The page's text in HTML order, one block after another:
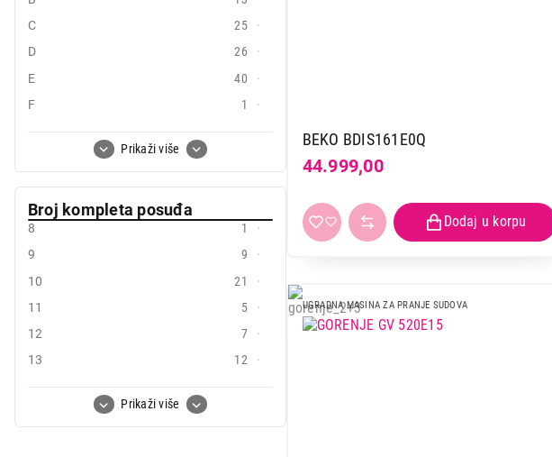
Koncar
2
Miele
8
Tesla
2
Vivax
1
Vox
10
Prikaži više
C
25
D
26
E
40
F
1
G
1
Broj kompleta posuđa
Prikaži više
8
1
9
9
10
21
11
5
12
7
13
12
14 i vise
66
BEKO BDIS161E0Q
44.999,00
UGRADNA MASINA ZA PRANJE SUDOVA